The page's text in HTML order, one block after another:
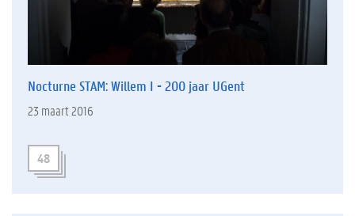
Nocturne STAM: Willem I - 200 jaar UGent
23 maart 2016
48